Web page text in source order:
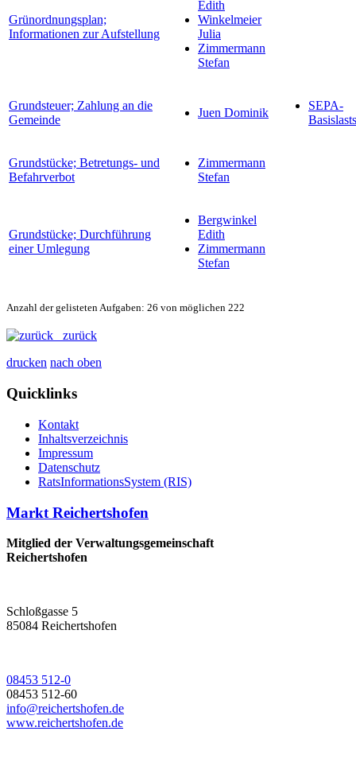
Grünordnungsplan;
Informationen zur Aufstellung
Edith
Winkelmeier
Julia
Zimmermann
Stefan
Grundsteuer; Zahlung an die
Gemeinde
Juen Dominik
SEPA-
Grundstücke; Betretungs- und
Befahrverbot
Zimmermann
Stefan
Grundstücke; Durchführung
einer Umlegung
Bergwinkel
Edith
Zimmermann
Stefan
Anzahl der gelisteten Aufgaben: 26 von möglichen 222
zurück
drucken nach oben
Quicklinks
Kontakt
Inhaltsverzeichnis
Impressum
Datenschutz
RatsInformationsSystem (RIS)
Markt Reichertshofen
Mitglied der Verwaltungsgemeinschaft
Reichertshofen
Schloßgasse 5
85084 Reichertshofen
08453 512-0
08453 512-60
info@reichertshofen.de
www.reichertshofen.de